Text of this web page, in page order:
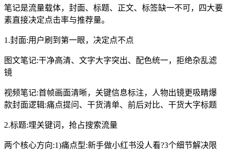
笔记是流量载体，封面、标题、正文、标签缺一不可，四大要
素直接决定点击率与推荐量。
1.封面:用户刷到第一眼，决定点不点
图文笔记:干净高清、文字大字突出、配色统一，拒绝杂乱滤
镜
视频笔记:首帧画面清晰，关键信息标注，人物出镜更吸睛爆
款封面逻辑:痛点提问、干货清单、前后对比、干货大字标题
2.标题:埋关键词，抢占搜索流量
两个核心方向:1)痛点型:新手做小红书没人看?3个细节解决限